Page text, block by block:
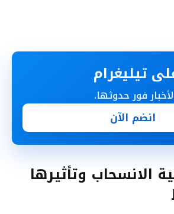
فور حدوثها.
انضم الآن
الانسحاب وتأثيرها